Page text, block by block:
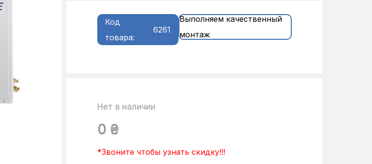
Код
товара:
6261
Выполняем качественный
монтаж
Нет в наличии
0 ₴
*Звоните чтобы узнать скидку!!!